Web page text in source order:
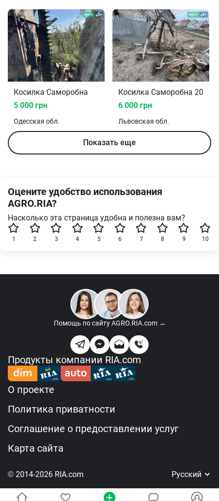
Косилка Саморобна
5 000 грн
Одесская обл.
Косилка Саморобна 2000
6 000 грн
Львовская обл.
Показать еще
Оцените удобство использования
AGRO.RIA?
Насколько эта страница удобна и полезна вам?
10
9
8
7
6
5
4
3
2
1
Помощь по сайтуAGRO.RIA.com →
Продукты компании RIA.com
О проекте
Политика приватности
Соглашение о предоставлении услуг
Карта сайта
© 2014-2026 RIA.com Русский